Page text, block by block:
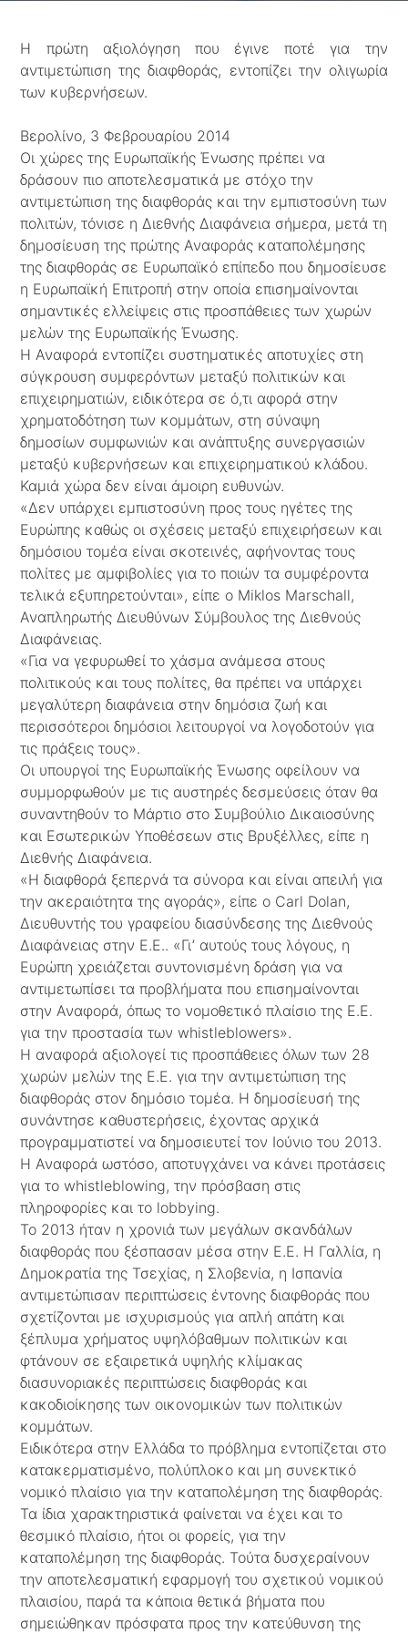
Η πρώτη αξιολόγηση που έγινε ποτέ για την
αντιμετώπιση της διαφθοράς, εντοπίζει την ολιγωρία
των κυβερνήσεων.
Βερολίνο, 3 Φεβρουαρίου 2014
Οι χώρες της Ευρωπαϊκής Ένωσης πρέπει να
δράσουν πιο αποτελεσματικά με στόχο την
αντιμετώπιση της διαφθοράς και την εμπιστοσύνη των
πολιτών, τόνισε η Διεθνής Διαφάνεια σήμερα, μετά τη
δημοσίευση της πρώτης Αναφοράς καταπολέμησης
της διαφθοράς σε Ευρωπαϊκό επίπεδο που δημοσίευσε
η Ευρωπαϊκή Επιτροπή στην οποία επισημαίνονται
σημαντικές ελλείψεις στις προσπάθειες των χωρών
μελών της Ευρωπαϊκής Ένωσης.
Η Αναφορά εντοπίζει συστηματικές αποτυχίες στη
σύγκρουση συμφερόντων μεταξύ πολιτικών και
επιχειρηματιών, ειδικότερα σε ό,τι αφορά στην
χρηματοδότηση των κομμάτων, στη σύναψη
δημοσίων συμφωνιών και ανάπτυξης συνεργασιών
μεταξύ κυβερνήσεων και επιχειρηματικού κλάδου.
Καμιά χώρα δεν είναι άμοιρη ευθυνών.
«Δεν υπάρχει εμπιστοσύνη προς τους ηγέτες της
Ευρώπης καθώς οι σχέσεις μεταξύ επιχειρήσεων και
δημόσιου τομέα είναι σκοτεινές, αφήνοντας τους
πολίτες με αμφιβολίες για το ποιών τα συμφέροντα
τελικά εξυπηρετούνται», είπε ο Miklos Marschall,
Αναπληρωτής Διευθύνων Σύμβουλος της Διεθνούς
Διαφάνειας.
«Για να γεφυρωθεί το χάσμα ανάμεσα στους
πολιτικούς και τους πολίτες, θα πρέπει να υπάρχει
μεγαλύτερη διαφάνεια στην δημόσια ζωή και
περισσότεροι δημόσιοι λειτουργοί να λογοδοτούν για
τις πράξεις τους».
Οι υπουργοί της Ευρωπαϊκής Ένωσης οφείλουν να
συμμορφωθούν με τις αυστηρές δεσμεύσεις όταν θα
συναντηθούν το Μάρτιο στο Συμβούλιο Δικαιοσύνης
και Εσωτερικών Υποθέσεων στις Βρυξέλλες, είπε η
Διεθνής Διαφάνεια.
«Η διαφθορά ξεπερνά τα σύνορα και είναι απειλή για
την ακεραιότητα της αγοράς», είπε ο Carl Dolan,
Διευθυντής του γραφείου διασύνδεσης της Διεθνούς
Διαφάνειας στην Ε.Ε.. «Γι’ αυτούς τους λόγους, η
Ευρώπη χρειάζεται συντονισμένη δράση για να
αντιμετωπίσει τα προβλήματα που επισημαίνονται
στην Αναφορά, όπως το νομοθετικό πλαίσιο της Ε.Ε.
για την προστασία των whistleblowers».
Η αναφορά αξιολογεί τις προσπάθειες όλων των 28
χωρών μελών της Ε.Ε. για την αντιμετώπιση της
διαφθοράς στον δημόσιο τομέα. Η δημοσίευσή της
συνάντησε καθυστερήσεις, έχοντας αρχικά
προγραμματιστεί να δημοσιευτεί τον Ιούνιο του 2013.
Η Αναφορά ωστόσο, αποτυγχάνει να κάνει προτάσεις
για το whistleblowing, την πρόσβαση στις
πληροφορίες και το lobbying.
Το 2013 ήταν η χρονιά των μεγάλων σκανδάλων
διαφθοράς που ξέσπασαν μέσα στην Ε.Ε. Η Γαλλία, η
Δημοκρατία της Τσεχίας, η Σλοβενία, η Ισπανία
αντιμετώπισαν περιπτώσεις έντονης διαφθοράς που
σχετίζονται με ισχυρισμούς για απλή απάτη και
ξέπλυμα χρήματος υψηλόβαθμων πολιτικών και
φτάνουν σε εξαιρετικά υψηλής κλίμακας
διασυνοριακές περιπτώσεις διαφθοράς και
κακοδιοίκησης των οικονομικών των πολιτικών
κομμάτων.
Ειδικότερα στην Ελλάδα το πρόβλημα εντοπίζεται στο
κατακερματισμένο, πολύπλοκο και μη συνεκτικό
νομικό πλαίσιο για την καταπολέμηση της διαφθοράς.
Τα ίδια χαρακτηριστικά φαίνεται να έχει και το
θεσμικό πλαίσιο, ήτοι οι φορείς, για την
καταπολέμηση της διαφθοράς. Τούτα δυσχεραίνουν
την αποτελεσματική εφαρμογή του σχετικού νομικού
πλαισίου, παρά τα κάποια θετικά βήματα που
σημειώθηκαν πρόσφατα προς την κατεύθυνση της